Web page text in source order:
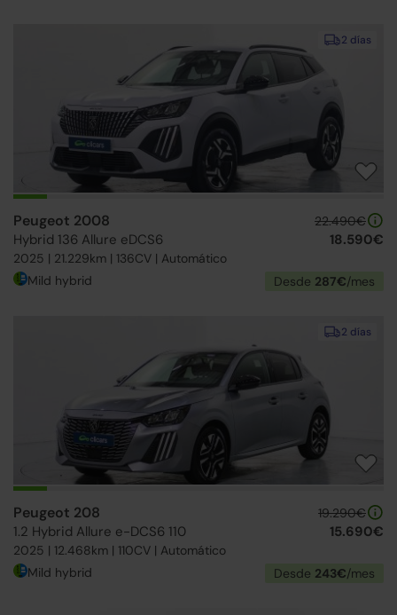
2 días
Peugeot 2008
Hybrid 136 Allure eDCS6
2025 | 21.229km | 136CV | Automático
22.490€
18.590€
Mild hybrid Desde 287€/mes
2 días
Peugeot 208
1.2 Hybrid Allure e-DCS6 110
2025 | 12.468km | 110CV | Automático
19.290€
15.690€
Mild hybrid Desde 243€/mes